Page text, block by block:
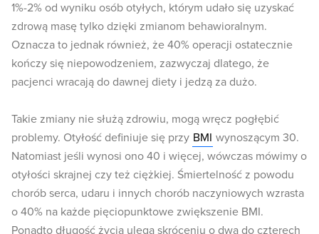
1%-2% od wyniku osób otyłych, którym udało się uzyskać
zdrową masę tylko dzięki zmianom behawioralnym.
Oznacza to jednak również, że 40% operacji ostatecznie
kończy się niepowodzeniem, zazwyczaj dlatego, że
pacjenci wracają do dawnej diety i jedzą za dużo.
Takie zmiany nie służą zdrowiu, mogą wręcz pogłębić
problemy. Otyłość definiuje się przy BMI wynoszącym 30.
Natomiast jeśli wynosi ono 40 i więcej, wówczas mówimy o
otyłości skrajnej czy też ciężkiej. Śmiertelność z powodu
chorób serca, udaru i innych chorób naczyniowych wzrasta
o 40% na każde pięciopunktowe zwiększenie BMI.
Ponadto długość życia ulega skróceniu o dwa do czterech